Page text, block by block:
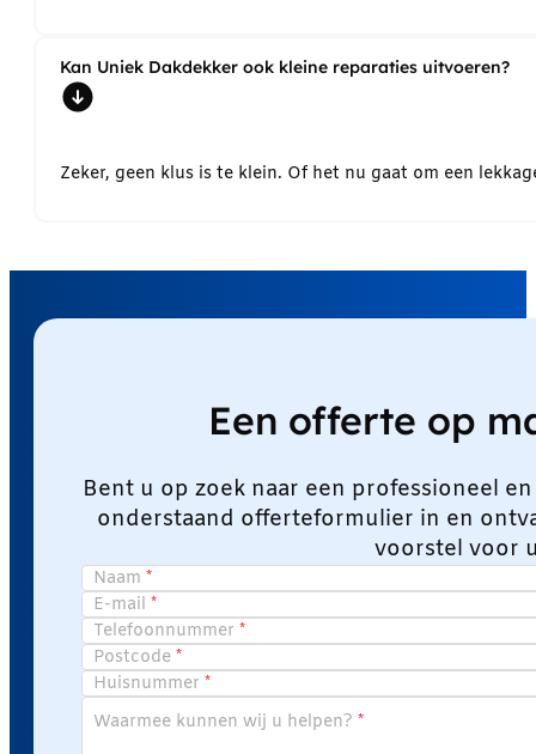
Kan Uniek Dakdekker ook kleine reparaties uitvoeren?
Zeker, geen klus is te klein. Of het nu gaat om een
Een offerte op
Bent u op zoek naar een professioneel
onderstaand offerteformulier in en
voorstel voor
Naam
E-mail
Telefoonnummer
Postcode
Huisnummer
Waarmee kunnen wij u helpen?